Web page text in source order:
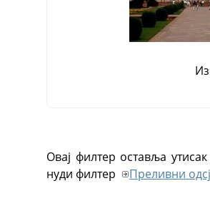
Овај филтер оставља
нуди филтер
Преливни